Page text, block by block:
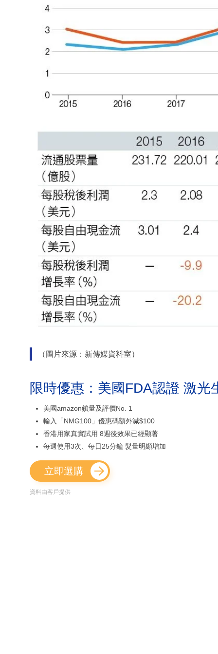
（圖片來源：新傳媒資料室）
限時優惠：美國FDA認證 激光
美國amazon鎖量及評價No. 1
輸入「NMG100」優惠碼額外減$100
香港用家真實試用 8週後效果已經顯著
每週使用3次、每日25分鐘 髮量明顯增加
立即選購
資料由客戶提供